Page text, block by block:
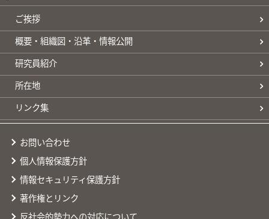
ご挨拶
概要・組織図・沿革・情報公開
研究員紹介
所在地
リンク集
お問い合わせ
個人情報保護方針
情報セキュリティ保護方針
著作権とリンク
反社会的勢力への対応について